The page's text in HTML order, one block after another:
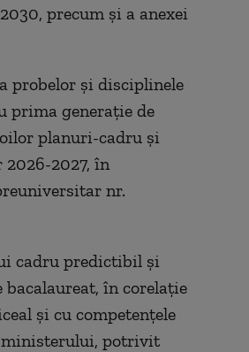
precum şi a anexei
probelor şi disciplinele
prima generaţie de
planuri-cadru şi
2026-2027, în
nr.
cadru predictibil şi
în corelaţie
şi cu competenţele
ministerului, potrivit